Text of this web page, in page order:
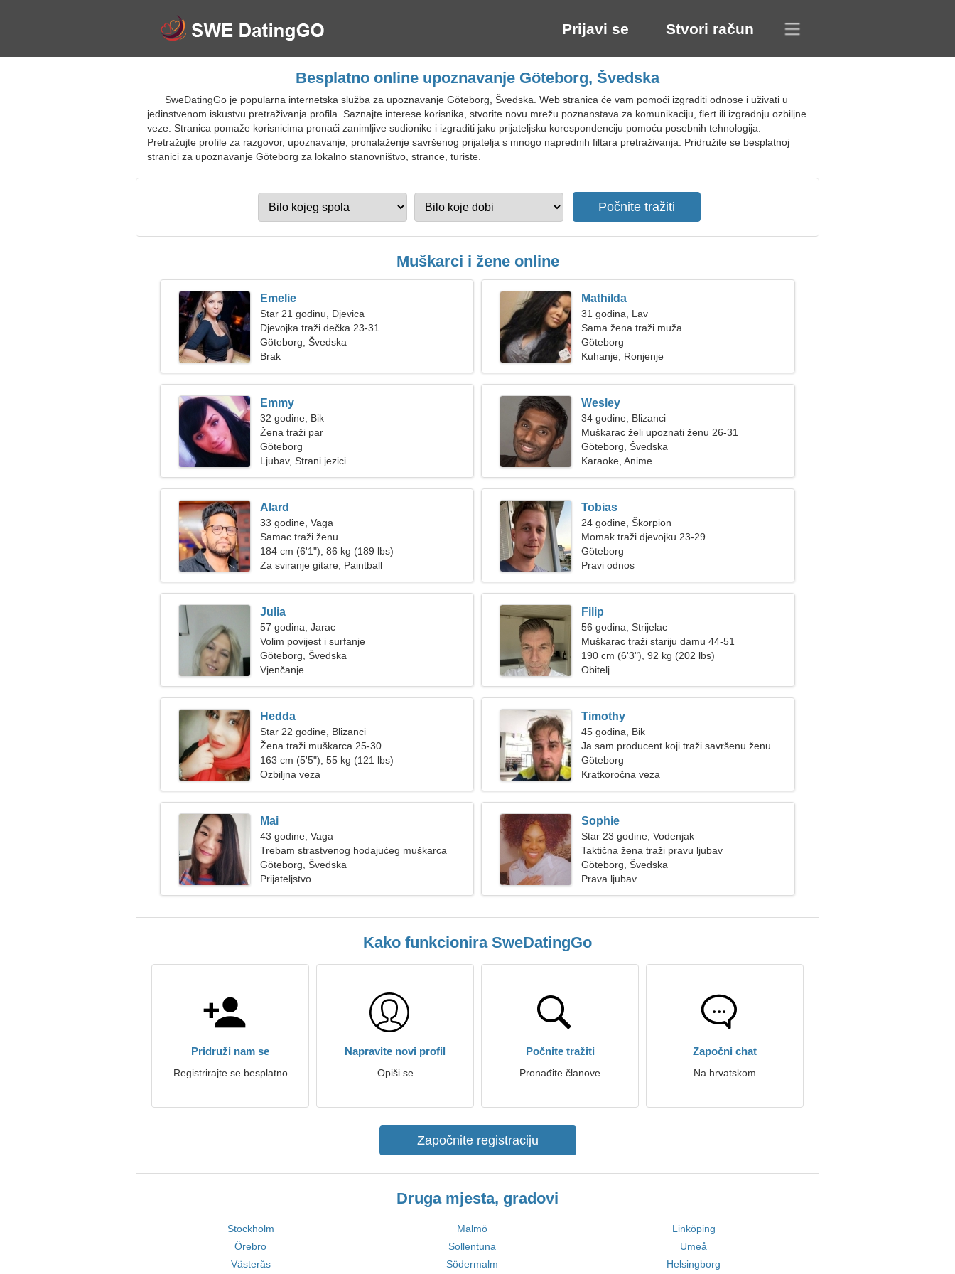
Prijavi se Stvori račun
Besplatno online upoznavanje Göteborg, Švedska
SweDatingGo je popularna internetska služba za upoznavanje Göteborg, Švedska. Web stranica će vam pomoći izgraditi odnose i uživati u
jedinstvenom iskustvu pretraživanja profila. Saznajte interese korisnika, stvorite novu mrežu poznanstava za komunikaciju, flert ili izgradnju ozbiljne
veze. Stranica pomaže korisnicima pronaći zanimljive sudionike i izgraditi jaku prijateljsku korespondenciju pomoću posebnih tehnologija.
Pretražujte profile za razgovor, upoznavanje, pronalaženje savršenog prijatelja s mnogo naprednih filtara pretraživanja. Pridružite se besplatnoj
stranici za upoznavanje Göteborg za lokalno stanovništvo, strance, turiste.
Muškarci i žene online
Emelie
Star 21 godinu, Djevica
Djevojka traži dečka 23-31
Göteborg, Švedska
Brak
Mathilda
31 godina, Lav
Sama žena traži muža
Göteborg
Kuhanje, Ronjenje
Emmy
32 godine, Bik
Žena traži par
Göteborg
Ljubav, Strani jezici
Wesley
34 godine, Blizanci
Muškarac želi upoznati ženu 26-31
Göteborg, Švedska
Karaoke, Anime
Alard
33 godine, Vaga
Samac traži ženu
184 cm (6'1"), 86 kg (189 lbs)
Za sviranje gitare, Paintball
Tobias
24 godine, Škorpion
Momak traži djevojku 23-29
Göteborg
Pravi odnos
Julia
57 godina, Jarac
Volim povijest i surfanje
Göteborg, Švedska
Vjenčanje
Filip
56 godina, Strijelac
Muškarac traži stariju damu 44-51
190 cm (6'3"), 92 kg (202 lbs)
Obitelj
Hedda
Star 22 godine, Blizanci
Žena traži muškarca 25-30
163 cm (5'5"), 55 kg (121 lbs)
Ozbiljna veza
Timothy
45 godina, Bik
Ja sam producent koji traži savršenu ženu
Göteborg
Kratkoročna veza
Mai
43 godine, Vaga
Trebam strastvenog hodajućeg muškarca
Göteborg, Švedska
Prijateljstvo
Sophie
Star 23 godine, Vodenjak
Taktična žena traži pravu ljubav
Göteborg, Švedska
Prava ljubav
Kako funkcionira SweDatingGo
Pridruži nam se
Registrirajte se besplatno
Napravite novi profil
Opiši se
Počnite tražiti
Pronađite članove
Započni chat
Na hrvatskom
Započnite registraciju
Druga mjesta, gradovi
Stockholm Malmö
Linköping
Örebro
Sollentuna
Umeå
Västerås
Södermalm Helsingborg